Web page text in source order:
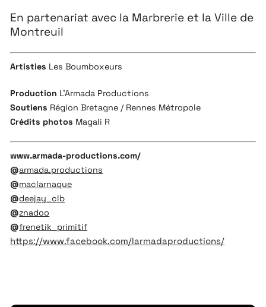
En partenariat avec la Marbrerie et la Ville de
Montreuil
Artisties Les Boumboxeurs
Production L’Armada Productions
Soutiens Région Bretagne / Rennes Métropole
Crédits photos Magali R
www.armada-productions.com/
@armada.productions
@maclarnaque
@deejay_clb
@znadoo
@frenetik_primitif
https://www.facebook.com/larmadaproductions/